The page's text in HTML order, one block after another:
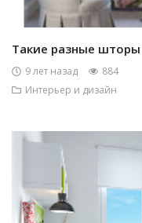
Такие разные шторы
9 лет назад
884
Интерьер и дизайн